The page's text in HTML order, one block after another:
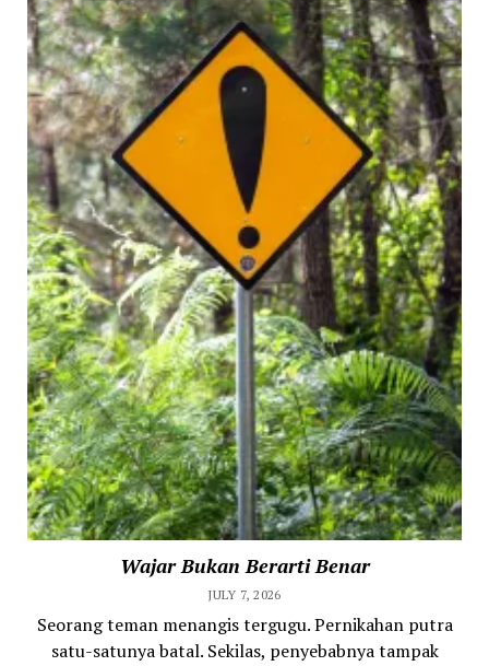
Wajar Bukan Berarti Benar
JULY 7, 2026
Seorang teman menangis tergugu. Pernikahan putra
satu-satunya batal. Sekilas, penyebabnya tampak